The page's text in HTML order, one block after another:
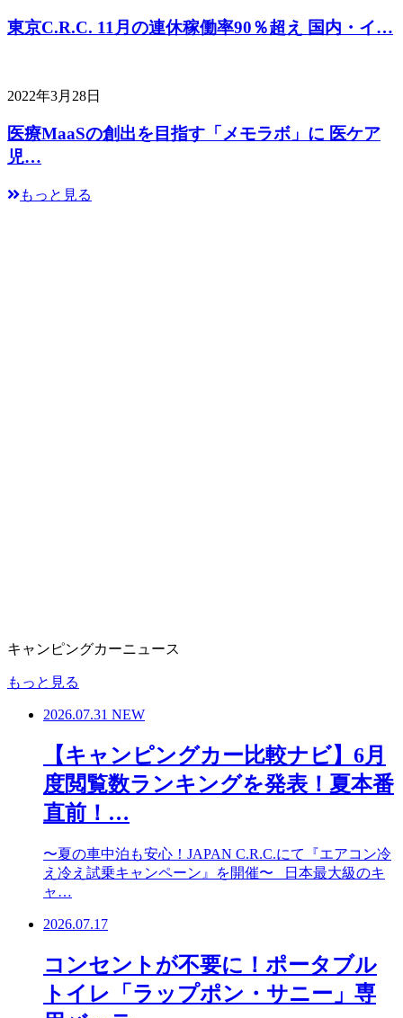
東京C.R.C. 11月の連休稼働率90％超え 国内・イ…
2022年3月28日
医療MaaSの創出を目指す「メモラボ」に 医ケア
児…
もっと見る
キャンピングカーニュース
もっと見る
2026.07.31 NEW
【キャンピングカー比較ナビ】6月
度閲覧数ランキングを発表！夏本番
直前！…
〜夏の車中泊も安心！JAPAN C.R.C.にて『エアコン冷
え冷え試乗キャンペーン』を開催〜 日本最大級のキ
ャ…
2026.07.17
コンセントが不要に！ポータブル
トイレ「ラップポン・サニー」専